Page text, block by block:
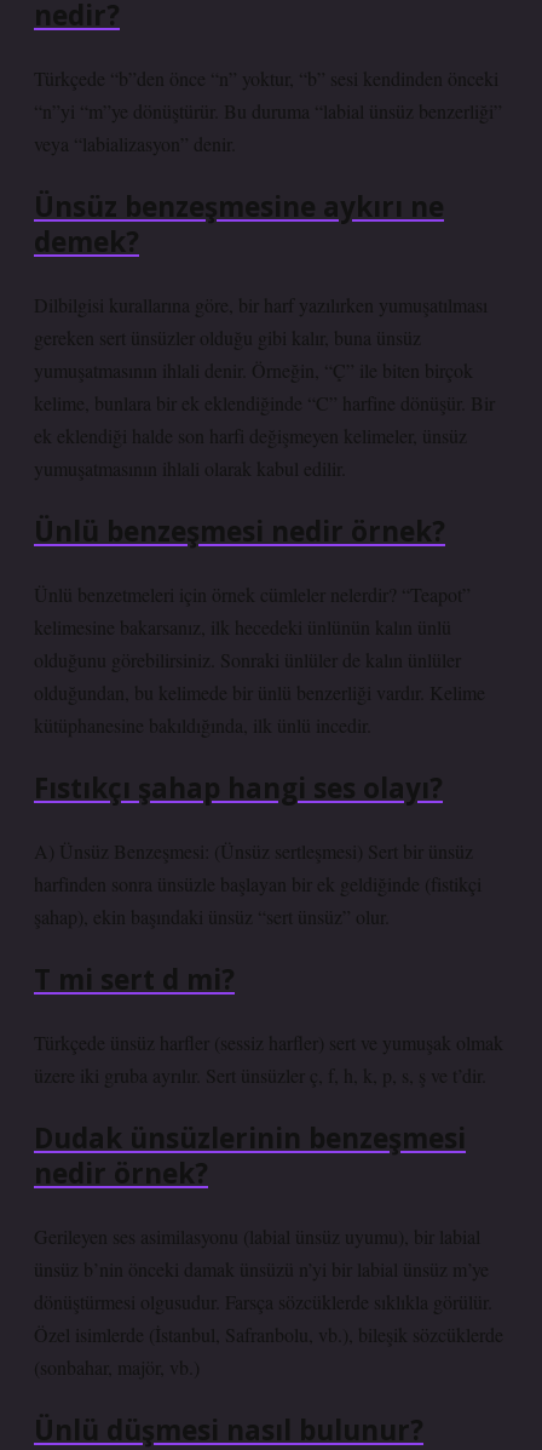
nedir?
Türkçede “b”den önce “n” yoktur, “b” sesi kendinden önceki
“n”yi “m”ye dönüştürür. Bu duruma “labial ünsüz benzerliği”
veya “labializasyon” denir.
Ünsüz benzeşmesine aykırı ne
demek?
Dilbilgisi kurallarına göre, bir harf yazılırken yumuşatılması
gereken sert ünsüzler olduğu gibi kalır, buna ünsüz
yumuşatmasının ihlali denir. Örneğin, “Ç” ile biten birçok
kelime, bunlara bir ek eklendiğinde “C” harfine dönüşür. Bir
ek eklendiği halde son harfi değişmeyen kelimeler, ünsüz
yumuşatmasının ihlali olarak kabul edilir.
Ünlü benzeşmesi nedir örnek?
Ünlü benzetmeleri için örnek cümleler nelerdir? “Teapot”
kelimesine bakarsanız, ilk hecedeki ünlünün kalın ünlü
olduğunu görebilirsiniz. Sonraki ünlüler de kalın ünlüler
olduğundan, bu kelimede bir ünlü benzerliği vardır. Kelime
kütüphanesine bakıldığında, ilk ünlü incedir.
Fıstıkçı şahap hangi ses olayı?
A) Ünsüz Benzeşmesi: (Ünsüz sertleşmesi) Sert bir ünsüz
harfinden sonra ünsüzle başlayan bir ek geldiğinde (fistikçi
şahap), ekin başındaki ünsüz “sert ünsüz” olur.
T mi sert d mi?
Türkçede ünsüz harfler (sessiz harfler) sert ve yumuşak olmak
üzere iki gruba ayrılır. Sert ünsüzler ç, ​​​​f, h, k, p, s, ş ve t’dir.
Dudak ünsüzlerinin benzeşmesi
nedir örnek?
Gerileyen ses asimilasyonu (labial ünsüz uyumu), bir labial
ünsüz b’nin önceki damak ünsüzü n’yi bir labial ünsüz m’ye
dönüştürmesi olgusudur. Farsça sözcüklerde sıklıkla görülür.
Özel isimlerde (İstanbul, Safranbolu, vb.), bileşik sözcüklerde
(sonbahar, majör, vb.)
Ünlü düşmesi nasıl bulunur?